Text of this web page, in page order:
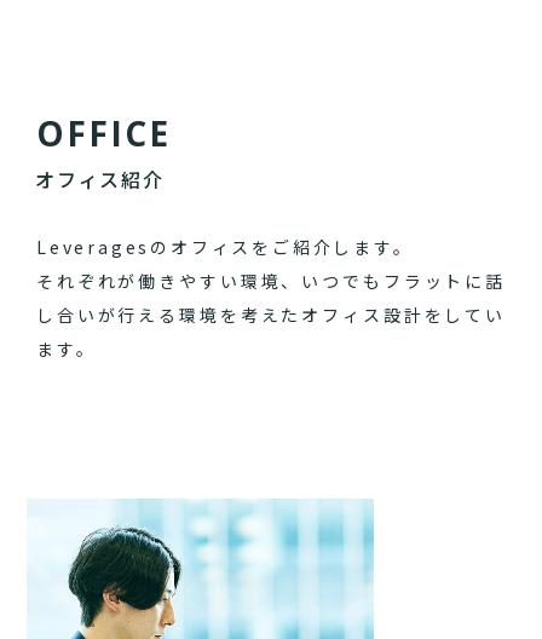
OFFICE
オフィス紹介
Leveragesのオフィスをご紹介します。
それぞれが働きやすい環境、いつでもフラットに話
し合いが行える環境を考えたオフィス設計をしてい
ます。